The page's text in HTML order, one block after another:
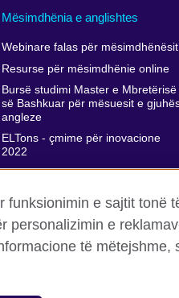
Mësimdhënia e anglishtes
Webinare falas për mësimdhënësit
Resurse për mësimdhënie online
Bursë studimi Master e Mbretërisë
së Bashkuar për mësuesit e
angleze
ELTons - çmime për inovacione
2022
Përkrahja e zhvillimit profesional të
e sajtit tonë
personalizimin e
të mëtejshme,